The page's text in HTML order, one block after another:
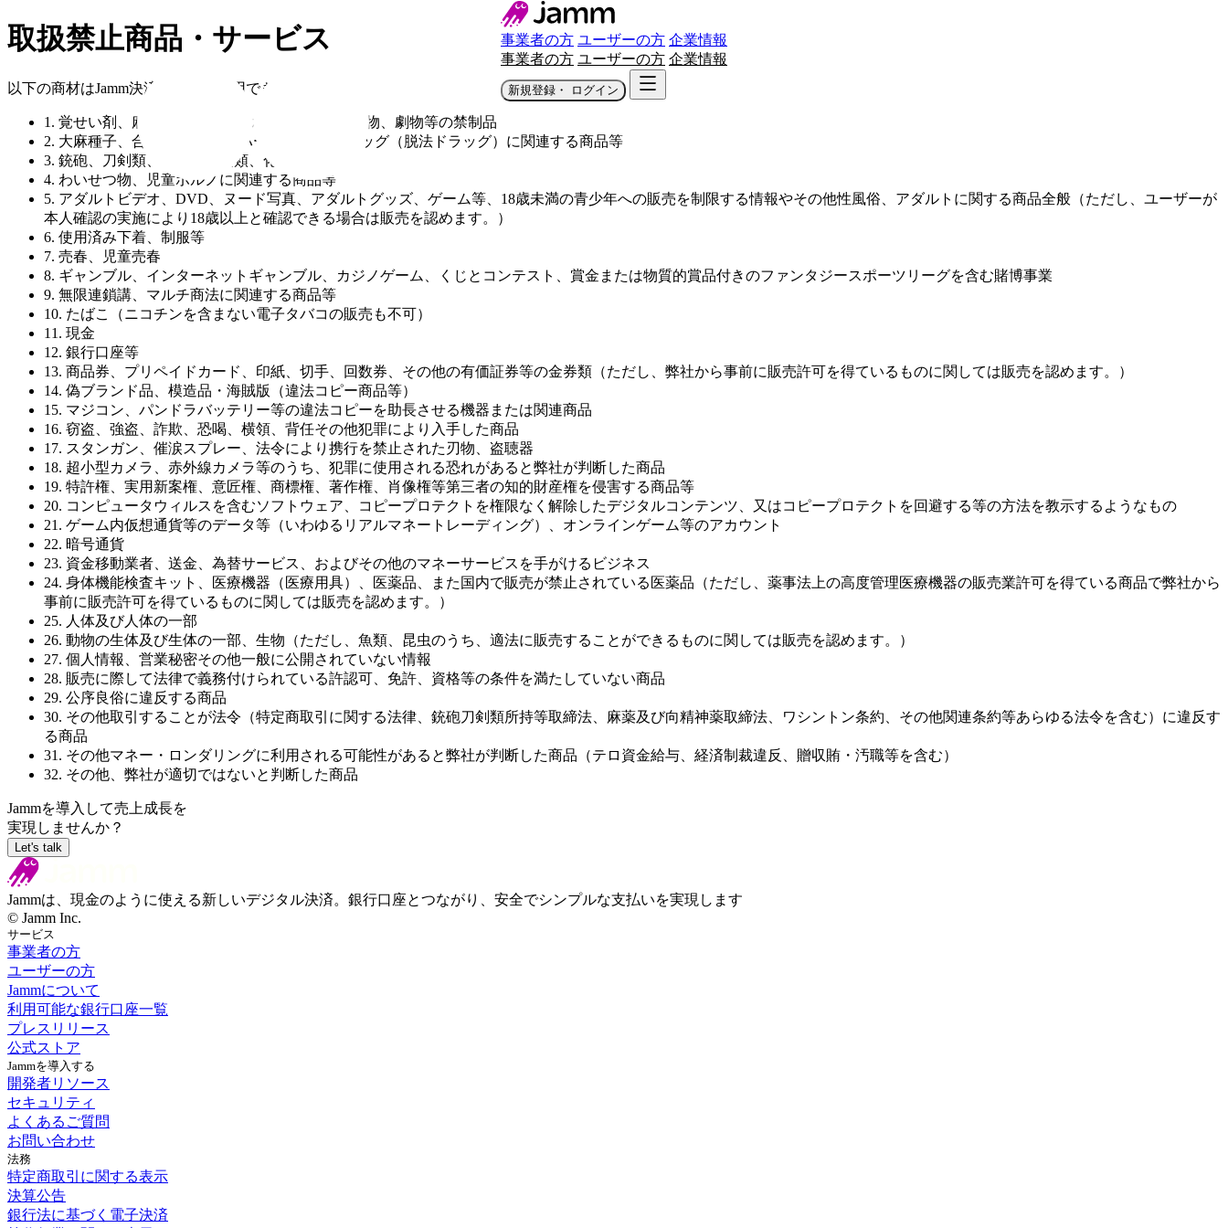
事業者の方 ユーザーの方 企業情報
事業者の方 ユーザーの方 企業情報
新規登録・ ログイン
取扱禁止商品・サービス
以下の商材はJamm決済に対して利用できません。
1. 覚せい剤、麻薬、向精神薬、大麻、あへん、毒物、劇物等の禁制品
2. 大麻種子、合法ハーブ(脱法ハーブ)、合法ドラッグ（脱法ドラッグ）に関連する商品等
3. 銃砲、刀剣類、武器、火薬類、化学兵器等
4. わいせつ物、児童ポルノに関連する商品等
5. アダルトビデオ、DVD、ヌード写真、アダルトグッズ、ゲーム等、18歳未満の青少年への販売を制限する情報やその他性風俗、アダルトに関する商品全般（ただし、ユーザーが
本人確認の実施により18歳以上と確認できる場合は販売を認めます。）
6. 使用済み下着、制服等
7. 売春、児童売春
8. ギャンブル、インターネットギャンブル、カジノゲーム、くじとコンテスト、賞金または物質的賞品付きのファンタジースポーツリーグを含む賭博事業
9. 無限連鎖講、マルチ商法に関連する商品等
10. たばこ（ニコチンを含まない電子タバコの販売も不可）
11. 現金
12. 銀行口座等
13. 商品券、プリペイドカード、印紙、切手、回数券、その他の有価証券等の金券類（ただし、弊社から事前に販売許可を得ているものに関しては販売を認めます。）
14. 偽ブランド品、模造品・海賊版（違法コピー商品等）
15. マジコン、パンドラバッテリー等の違法コピーを助長させる機器または関連商品
16. 窃盗、強盗、詐欺、恐喝、横領、背任その他犯罪により入手した商品
17. スタンガン、催涙スプレー、法令により携行を禁止された刃物、盗聴器
18. 超小型カメラ、赤外線カメラ等のうち、犯罪に使用される恐れがあると弊社が判断した商品
19. 特許権、実用新案権、意匠権、商標権、著作権、肖像権等第三者の知的財産権を侵害する商品等
20. コンピュータウィルスを含むソフトウェア、コピープロテクトを権限なく解除したデジタルコンテンツ、又はコピープロテクトを回避する等の方法を教示するようなもの
21. ゲーム内仮想通貨等のデータ等（いわゆるリアルマネートレーディング）、オンラインゲーム等のアカウント
22. 暗号通貨
23. 資金移動業者、送金、為替サービス、およびその他のマネーサービスを手がけるビジネス
24. 身体機能検査キット、医療機器（医療用具）、医薬品、また国内で販売が禁止されている医薬品（ただし、薬事法上の高度管理医療機器の販売業許可を得ている商品で弊社から
事前に販売許可を得ているものに関しては販売を認めます。）
25. 人体及び人体の一部
26. 動物の生体及び生体の一部、生物（ただし、魚類、昆虫のうち、適法に販売することができるものに関しては販売を認めます。）
27. 個人情報、営業秘密その他一般に公開されていない情報
28. 販売に際して法律で義務付けられている許認可、免許、資格等の条件を満たしていない商品
29. 公序良俗に違反する商品
30. その他取引することが法令（特定商取引に関する法律、銃砲刀剣類所持等取締法、麻薬及び向精神薬取締法、ワシントン条約、その他関連条約等あらゆる法令を含む）に違反す
る商品
31. その他マネー・ロンダリングに利用される可能性があると弊社が判断した商品（テロ資金給与、経済制裁違反、贈収賄・汚職等を含む）
32. その他、弊社が適切ではないと判断した商品
Jammを導入して売上成長を
実現しませんか？
Let's talk
Jammは、現金のように使える新しいデジタル決済。銀行口座とつながり、安全でシンプルな支払いを実現します
© Jamm Inc.
サービス
事業者の方
ユーザーの方
Jammについて
利用可能な銀行口座一覧
プレスリリース
公式ストア
Jammを導入する
開発者リソース
セキュリティ
よくあるご質問
お問い合わせ
法務
特定商取引に関する表示
決算公告
銀行法に基づく電子決済